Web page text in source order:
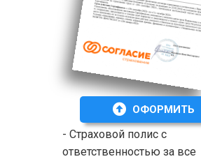
- Страховой полис с
ответственностью за все
ОФОРМИТЬ